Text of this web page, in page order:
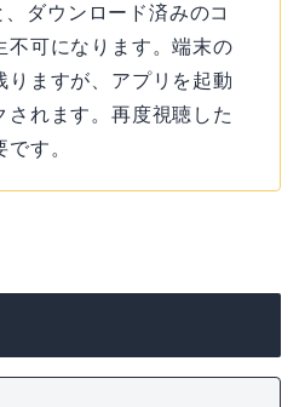
ダウンロード済みのコ
不可になります。端末の
りますが、アプリを起動
されます。再度視聴した
す。